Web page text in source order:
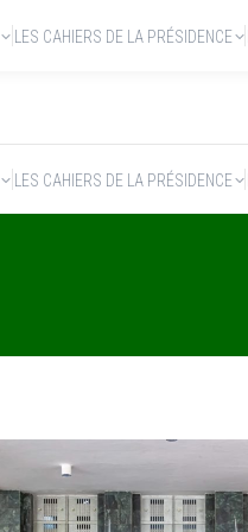
LES CAHIERS DE LA PRÉSIDENCE
LES CAHIERS DE LA PRÉSIDENCE